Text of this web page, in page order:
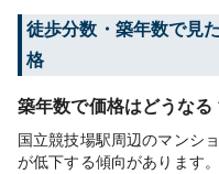
徒歩分数・築年数で見
格
築年数で価格はどうなる
国立競技場駅周辺のマンシ
が低下する傾向があります